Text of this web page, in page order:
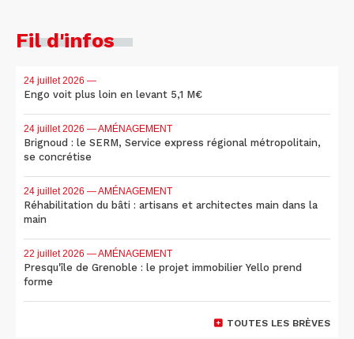
Fil d'infos
24 juillet 2026 —
Engo voit plus loin en levant 5,1 M€
24 juillet 2026 — AMÉNAGEMENT
Brignoud : le SERM, Service express régional métropolitain,
se concrétise
24 juillet 2026 — AMÉNAGEMENT
Réhabilitation du bâti : artisans et architectes main dans la
main
22 juillet 2026 — AMÉNAGEMENT
Presqu'île de Grenoble : le projet immobilier Yello prend
forme
TOUTES LES BRÈVES